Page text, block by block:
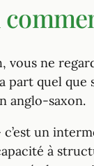
vous ne
part quel
anglo-saxon.
un
à